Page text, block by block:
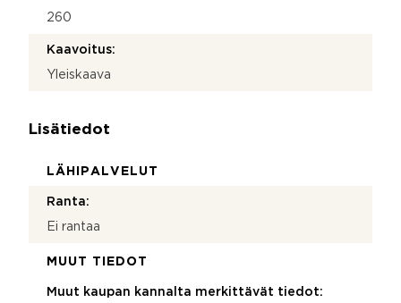
260
Kaavoitus:
Yleiskaava
Lisätiedot
LÄHIPALVELUT
Ranta:
Ei rantaa
MUUT TIEDOT
Muut kaupan kannalta merkittävät tiedot: